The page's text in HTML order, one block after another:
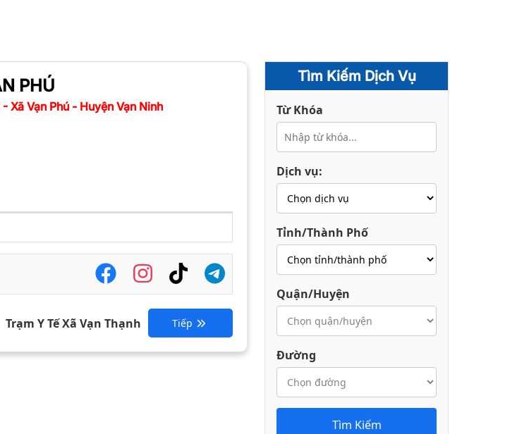
PHÚ
Xã Vạn Phú - Huyện Vạn Ninh
Trạm Y Tế Xã Vạn Thạnh Tiếp
Tìm Kiếm Dịch Vụ
Từ Khóa
Dịch vụ:
Tỉnh/Thành Phố
Quận/Huyện
Đường
Tìm Kiếm